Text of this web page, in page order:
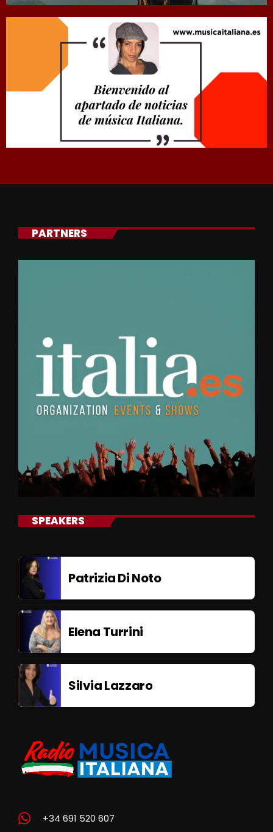
PARTNERS
SPEAKERS
Patrizia Di Noto
Elena Turrini
Silvia Lazzaro
+34 691 520 607